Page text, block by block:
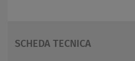
SCHEDA TECNICA